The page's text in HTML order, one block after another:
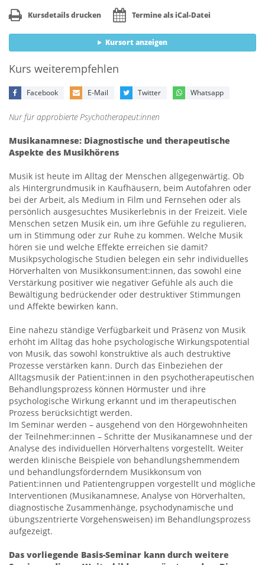
Kursdetails drucken Termine als iCal-Datei
Kursort anzeigen
Kurs weiterempfehlen
Facebook E-Mail Twitter Whatsapp
Nur für approbierte Psychotherapeut:innen
Musikanamnese: Diagnostische und therapeutische
Aspekte des Musikhörens
Musik ist heute im Alltag der Menschen allgegenwärtig. Ob
als Hintergrundmusik in Kaufhäusern, beim Autofahren oder
bei der Arbeit, als Medium in Film und Fernsehen oder als
persönlich ausgesuchtes Musikerlebnis in der Freizeit. Viele
Menschen setzen Musik ein, um ihre Gefühle zu regulieren,
um in Stimmung oder zur Ruhe zu kommen. Welche Musik
hören sie und welche Effekte erreichen sie damit?
Musikpsychologische Studien belegen ein sehr individuelles
Hörverhalten von Musikkonsument:innen, das sowohl eine
Verstärkung positiver wie negativer Gefühle als auch die
Bewältigung bedrückender oder destruktiver Stimmungen
und Affekte bewirken kann.
Eine nahezu ständige Verfügbarkeit und Präsenz von Musik
erhöht im Alltag das hohe psychologische Wirkungspotential
von Musik, das sowohl konstruktive als auch destruktive
Prozesse verstärken kann. Durch das Einbeziehen der
Alltagsmusik der Patient:innen in den psychotherapeutischen
Behandlungsprozess können Hörmuster und ihre
psychologische Wirkung erkannt und im therapeutischen
Prozess berücksichtigt werden.
Im Seminar werden – ausgehend von den Hörgewohnheiten
der Teilnehmer:innen – Schritte der Musikanamnese und der
Analyse des individuellen Hörverhaltens vorgestellt. Weiter
werden klinische Beispiele von behandlungshemmendem
und behandlungsförderndem Musikkonsum von
Patient:innen und Patientengruppen vorgestellt und mögliche
Interventionen (Musikanamnese, Analyse von Hörverhalten,
diagnostische Zusammenhänge, psychodynamische und
übungszentrierte Vorgehensweisen) im Behandlungsprozess
aufgezeigt.
Das vorliegende Basis-Seminar kann durch weitere